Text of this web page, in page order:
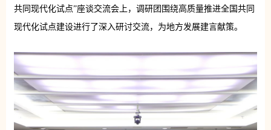
共同现代化试点”座谈交流会上，调研团围绕高质量推进全国共同
现代化试点建设进行了深入研讨交流，为地方发展建言献策。